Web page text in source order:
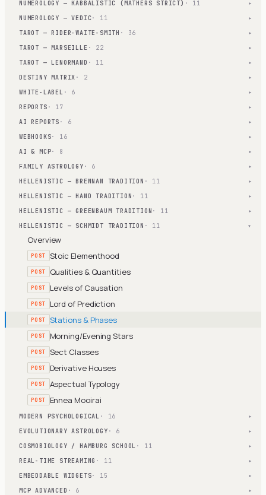
NUMEROLOGY — KABBALISTIC (MATHERS STRICT) · 11 ▾
NUMEROLOGY — VEDIC· 11 ▾
TAROT — RIDER-WAITE-SMITH · 36 ▾
TAROT — MARSEILLE · 22 ▾
TAROT — LENORMAND · 11 ▾
DESTINY MATRIX · 2 ▾
WHITE-LABEL · 6 ▾
REPORTS · 17 ▾
AI REPORTS · 6 ▾
WEBHOOKS· 16 ▾
AI & MCP· 8 ▾
FAMILY ASTROLOGY · 6 ▾
HELLENISTIC — BRENNAN TRADITION · 11 ▾
HELLENISTIC — HAND TRADITION · 11 ▾
HELLENISTIC — GREENBAUM TRADITION · 11 ▾
HELLENISTIC — SCHMIDT TRADITION · 11 ▾
Overview
POST Stoic Elementhood
POST Qualities & Quantities
POST Levels of Causation
POST Lord of Prediction
POST Stations & Phases
POST Morning/Evening Stars
POST Sect Classes
POST Derivative Houses
POST Aspectual Typology
POST Ennea Mooirai
MODERN PSYCHOLOGICAL · 16 ▾
EVOLUTIONARY ASTROLOGY · 6 ▾
COSMOBIOLOGY / HAMBURG SCHOOL · 11 ▾
REAL-TIME STREAMING · 11 ▾
EMBEDDABLE WIDGETS· 15 ▾
MCP ADVANCED · 6 ▾